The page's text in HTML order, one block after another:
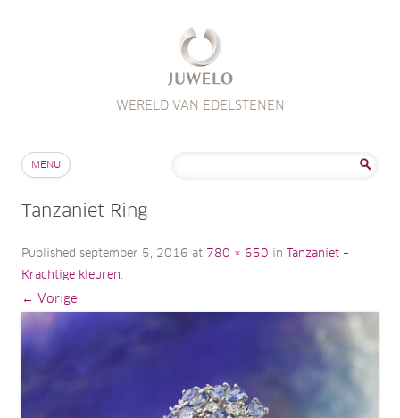
WERELD VAN EDELSTENEN
MENU
Tanzaniet Ring
Published september 5, 2016 at 780 × 650 in
Tanzaniet –
Krachtige kleuren.
← Vorige